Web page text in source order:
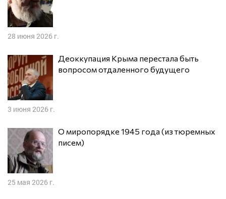
28 июня 2026 г.
Деоккупация Крыма перестала быть
вопросом отдаленного будущего
3 июня 2026 г.
О миропорядке 1945 года (из тюремных
писем)
25 мая 2026 г.